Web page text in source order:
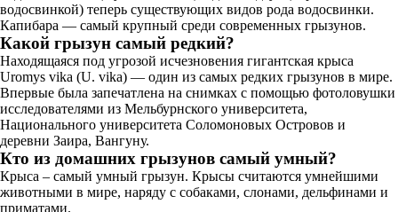
водосвинкой) теперь существующих видов рода водосвинки.
Капибара — самый крупный среди современных грызунов.
Какой грызун самый редкий?
Находящаяся под угрозой исчезновения гигантская крыса
Uromys vika (U. vika) — один из самых редких грызунов в мире.
Впервые была запечатлена на снимках с помощью фотоловушки
исследователями из Мельбурнского университета,
Национального университета Соломоновых Островов и
деревни Заира, Вангуну.
Кто из домашних грызунов самый умный?
Крыса – самый умный грызун. Крысы считаются умнейшими
животными в мире, наряду с собаками, слонами, дельфинами и
приматами.